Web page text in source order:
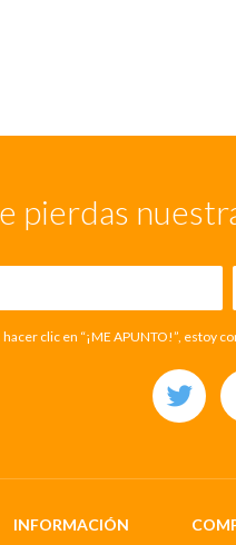
pierdas
hacer clic en “¡ME APUNTO!”, estoy
INFORMACIÓN